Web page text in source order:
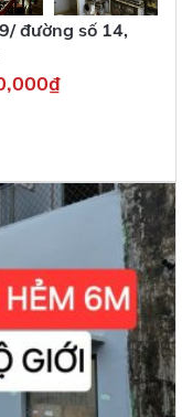
đường số 14,
₫